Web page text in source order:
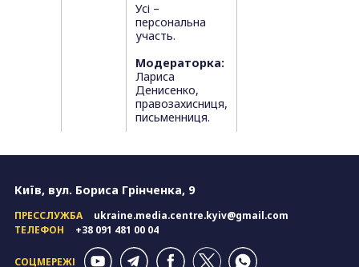
Усі –
персональна
участь.
Модераторка:
Лариса
Денисенко,
правозахисниця,
письменниця.
Київ, вул. Бориса Грінченка, 9
ПРЕССЛУЖБА
ukraine.media.centre.kyiv@gmail.com
ТЕЛЕФОН
+38 091 481 00 04
СОЦМЕРЕЖІ